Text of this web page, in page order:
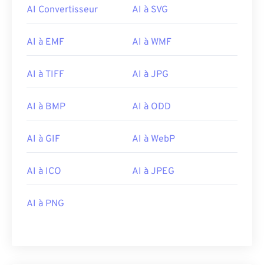
AI Convertisseur AI à SVG
AI à EMF AI à WMF
AI à TIFF AI à JPG
AI à BMP AI à ODD
AI à GIF AI à WebP
AI à ICO AI à JPEG
AI à PNG